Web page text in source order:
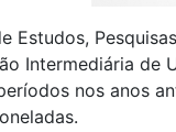
Estudos,
Intermediária de
nos anos